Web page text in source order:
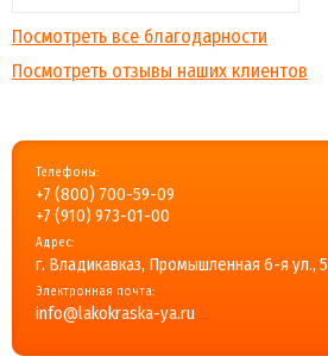
Посмотреть все благодарности
Посмотреть отзывы наших клиентов
Телефоны:
+7 (800) 700-59-09
+7 (910) 973-01-00
Адрес:
г. Владикавказ, Промышленная 6-я ул., 5
Электронная почта:
info@lakokraska-ya.ru